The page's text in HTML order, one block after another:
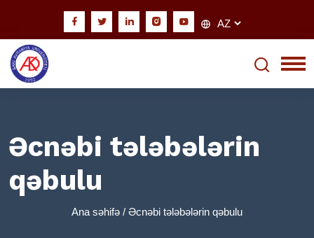
Əcnəbi tələbələrin
qəbulu
Ana səhifə / Əcnəbi tələbələrin qəbulu